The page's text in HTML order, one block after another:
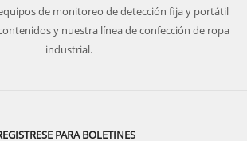
de monitoreo de detección fija y portátil
y nuestra línea de confección de ropa
industrial.
PARA BOLETINES